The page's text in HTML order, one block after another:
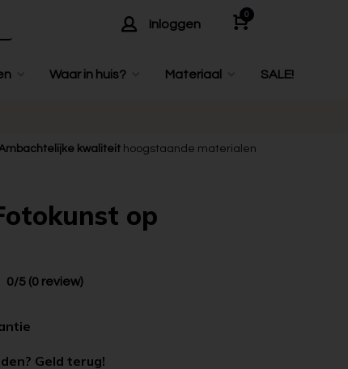
Inloggen
0
Waar in huis? Materiaal SALE!
kwaliteit hoogstaande materialen
op
0/5 (0 review)
Geld terug!